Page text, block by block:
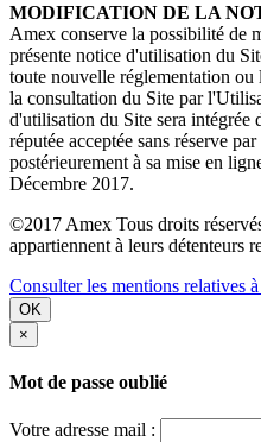
MODIFICATION DE LA
Amex conserve la possibilité de
présente notice d'utilisation du
toute nouvelle réglementation
la consultation du Site par
d'utilisation du Site sera intégrée
réputée acceptée sans réserve
postérieurement à sa mise en
Décembre 2017.
©2017 Amex Tous droits
appartiennent à leurs détenteurs
Consulter les mentions relatives
OK
×
Mot de passe oublié
Votre adresse mail :